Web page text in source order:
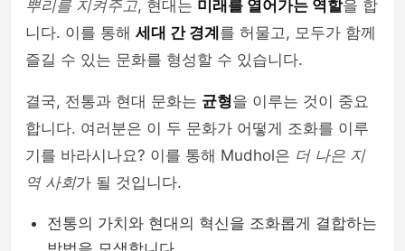
뿌리를 지켜주고, 현대는 미래를 열어가는 역할을 합
니다. 이를 통해 세대 간 경계 를 허물고, 모두가 함께
즐길 수 있는 문화를 형성할 수 있습니다.
결국, 전통과 현대 문화는 균형을 이루는 것이 중요
합니다. 여러분은 이 두 문화가 어떻게 조화를 이루
기를 바라시나요? 이를 통해 Mudhol은 더 나은 지
역 사회가 될 것입니다.
전통의 가치와 현대의 혁신을 조화롭게 결합하는